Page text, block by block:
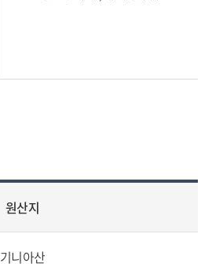
원산지
기니아산